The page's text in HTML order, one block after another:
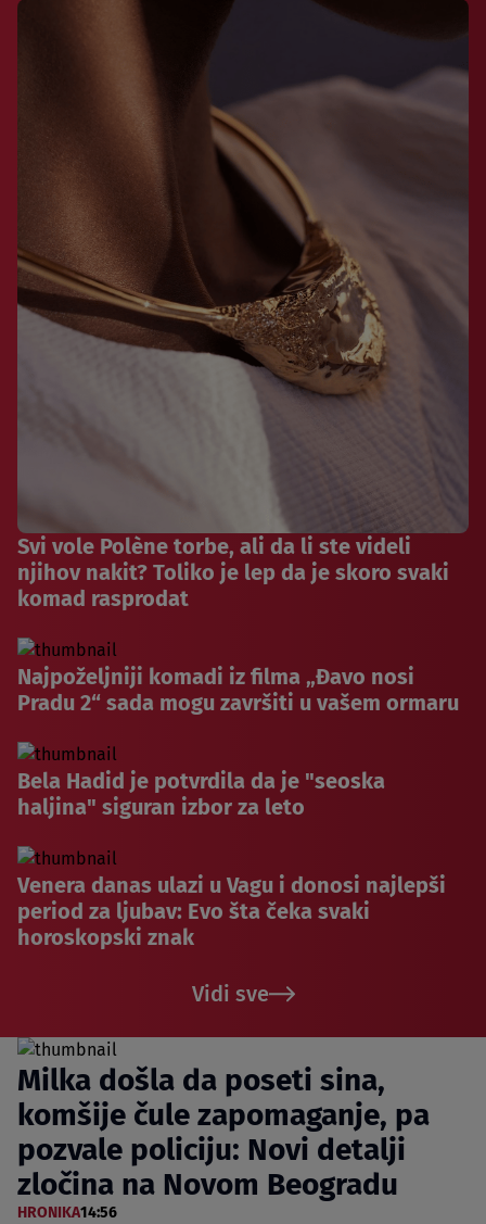
Svi vole Polène torbe, ali da li ste videli
njihov nakit? Toliko je lep da je skoro svaki
komad rasprodat
Najpoželjniji komadi iz filma „Đavo nosi
Pradu 2“ sada mogu završiti u vašem ormaru
Bela Hadid je potvrdila da je "seoska
haljina" siguran izbor za leto
Venera danas ulazi u Vagu i donosi najlepši
period za ljubav: Evo šta čeka svaki
horoskopski znak
Vidi sve
Milka došla da poseti sina,
komšije čule zapomaganje, pa
pozvale policiju: Novi detalji
zločina na Novom Beogradu
HRONIKA14:56